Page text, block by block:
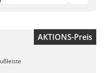
AKTIONS-Preis